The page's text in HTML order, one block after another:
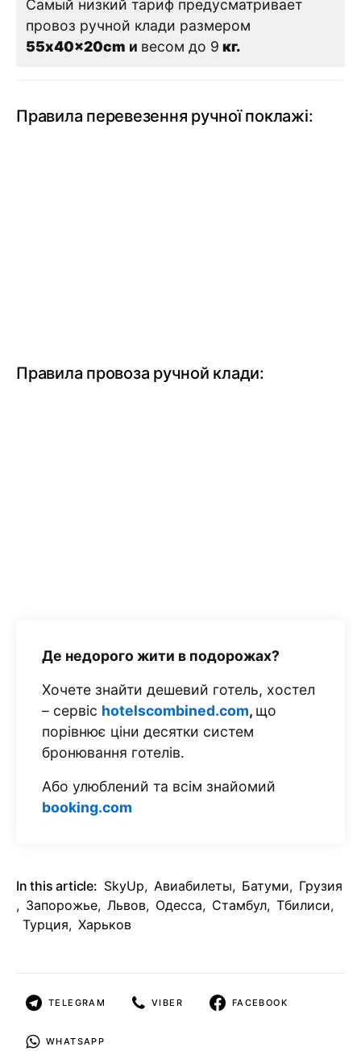
Самый низкий тариф предусматривает
провоз ручной клади размером
55x40x20cm и весом до 9 кг.
Правила перевезення ручної поклажі:
Правила провоза ручной клади:
Де недорого жити в подорожах?
Хочете знайти дешевий готель, хостел
– сервіс hotelscombined.com, що
порівнює ціни десятки систем
бронювання готелів.
Або улюблений та всім знайомий
booking.com
In this article: SkyUp, Авиабилеты, Батуми, Грузия
, Запорожье, Львов, Одесса, Стамбул, Тбилиси,
Турция, Харьков
TELEGRAM VIBER FACEBOOK
WHATSAPP